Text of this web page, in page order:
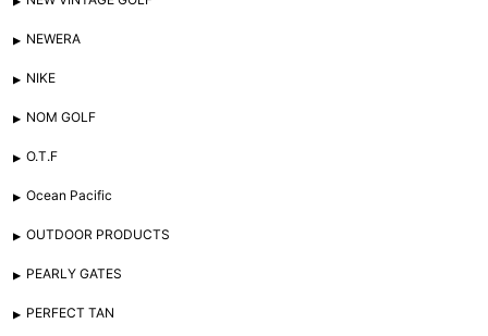
NEWERA
NIKE
NOM GOLF
O.T.F
Ocean Pacific
OUTDOOR PRODUCTS
PEARLY GATES
PERFECT TAN